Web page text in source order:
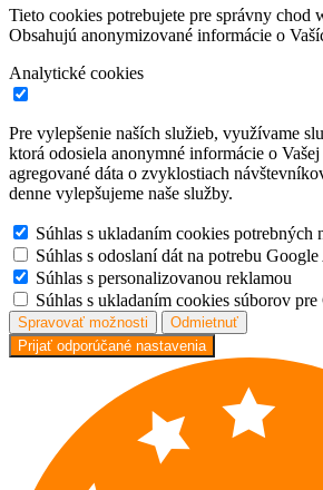
Tieto cookies potrebujete pre správny chod
Obsahujú anonymizované informácie o
Analytické cookies
Pre vylepšenie naších služieb, využívame
ktorá odosiela anonymné informácie o Vašej
agregované dáta o zvyklostiach
denne vylepšujeme naše služby.
Súhlas s ukladaním cookies potrebných
Súhlas s odoslaní dát na potrebu Google
Súhlas s personalizovanou reklamou
Súhlas s ukladaním cookies súborov
Spravovať možnosti
Odmietnuť
Prijať odporúčané nastavenia